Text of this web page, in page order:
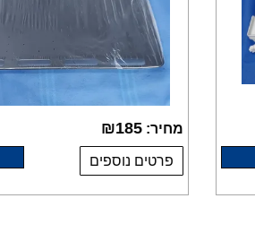
מחיר: ₪185
פרטים נוספים